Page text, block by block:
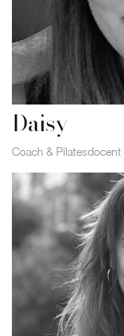
Daisy
Coach & Pilatesdocent